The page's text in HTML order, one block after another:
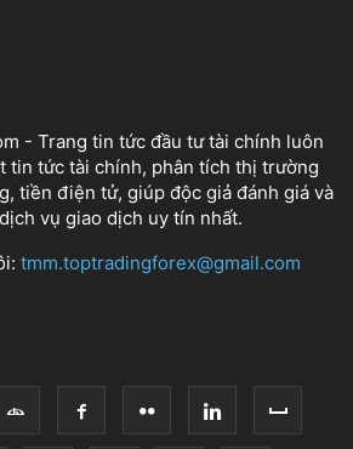
- Trang tin tức đầu tư tài chính luôn
tin tức tài chính, phân tích thị trường
tiền điện tử, giúp độc giả đánh giá và
vụ giao dịch uy tín nhất.
tmm.toptradingforex@gmail.com